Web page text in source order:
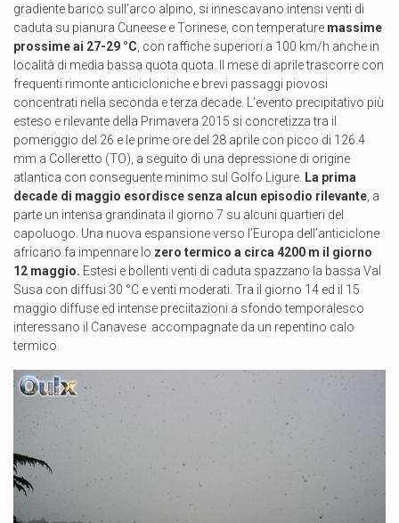
gradiente barico sull’arco alpino, si innescavano intensi venti di
caduta su pianura Cuneese e Torinese, con temperature massime
prossime ai 27-29 °C , con raffiche superiori a 100 km/h anche in
località di media bassa quota quota. ll mese di aprile trascorre con
frequenti rimonte anticicloniche e brevi passaggi piovosi
concentrati nella seconda e terza decade. L'evento precipitativo più
esteso e rilevante della Primavera 2015 si concretizza tra il
pomeriggio del 26 e le prime ore del 28 aprile con picco di 126.4
mm a Colleretto (TO), a seguito di una depressione di origine
atlantica con conseguente minimo sul Golfo Ligure. La prima
decade di maggio esordisce senza alcun episodio rilevante , a
parte un intensa grandinata il giorno 7 su alcuni quartieri del
capoluogo. Una nuova espansione verso l’Europa dell’anticiclone
africano fa impennare lo zero termico a circa 4200 m il giorno
12 maggio. Estesi e bollenti venti di caduta spazzano la bassa Val
Susa con diffusi 30 °C e venti moderati. Tra il giorno 14 ed il 15
maggio diffuse ed intense preciitazioni a sfondo temporalesco
interessano il Canavese accompagnate da un repentino calo
termico.